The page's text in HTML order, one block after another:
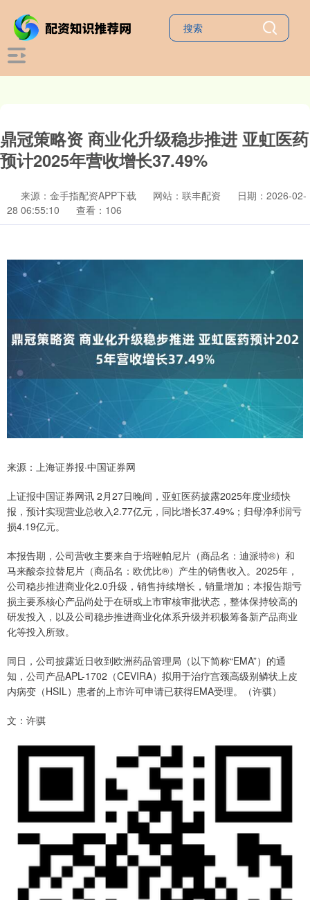
鼎冠策略资 商业化升级稳步推进 亚虹医药
预计2025年营收增长37.49%
来源：金手指配资APP下载 网站：联丰配资
日期：2026-02-
28 06:55:10
查看：106
来源：上海证券报·中国证券网
上证报中国证券网讯 2月27日晚间，亚虹医药披露2025年度业绩快
报，预计实现营业总收入2.77亿元，同比增长37.49%；归母净利润亏
损4.19亿元。
本报告期，公司营收主要来自于培唑帕尼片（商品名：迪派特®）和
马来酸奈拉替尼片（商品名：欧优比®）产生的销售收入。2025年，
公司稳步推进商业化2.0升级，销售持续增长，销量增加；本报告期亏
损主要系核心产品尚处于在研或上市审核审批状态，整体保持较高的
研发投入，以及公司稳步推进商业化体系升级并积极筹备新产品商业
化等投入所致。
同日，公司披露近日收到欧洲药品管理局（以下简称“EMA”）的通
知，公司产品APL-1702（CEVIRA）拟用于治疗宫颈高级别鳞状上皮
内病变（HSIL）患者的上市许可申请已获得EMA受理。（许骐）
文：许骐